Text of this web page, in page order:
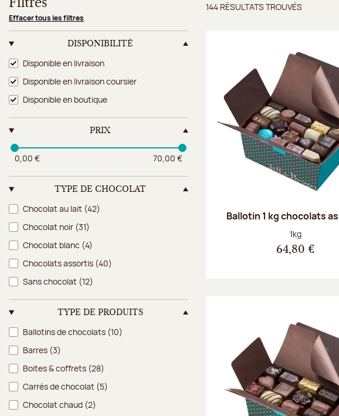
Filtres
Effacer tous les filtres
DISPONIBILITÉ
Disponibilité
Disponible en livraison
Disponible en livraison coursier
Disponible en boutique
PRIX
0,00 € 70,00 €
TYPE DE CHOCOLAT
Type de chocolat
Chocolat au lait (42)
Chocolat noir (31)
Chocolat blanc (4)
Chocolats assortis (40)
Sans chocolat (12)
TYPE DE PRODUITS
Type de produits
Ballotins de chocolats (10)
Barres (3)
Boites & coffrets (28)
Carrés de chocolat (5)
Chocolat chaud (2)
Résultats trouvés
144 RÉSULTATS TROUVÉS
Ballotin 1 kg chocolats
Poids net :
1kg
64,80 €